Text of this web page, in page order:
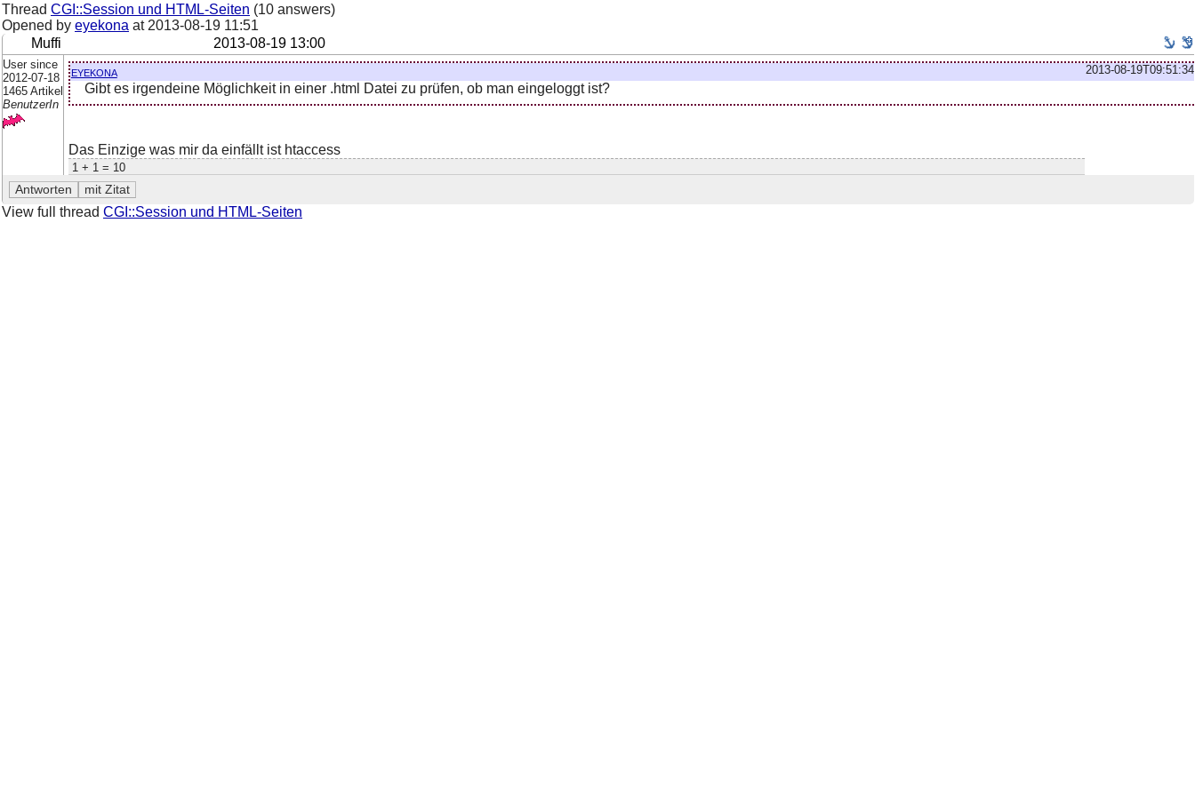
Thread CGI::Session und HTML-Seiten (10 answers)
Opened by eyekona at 2013-08-19 11:51
Muffi
2013-08-19 13:00
User since
2012-07-18
1465 Artikel
BenutzerIn
2013-08-19T09:51:34
eyekona
Gibt es irgendeine Möglichkeit in einer .html Datei zu prüfen, ob man eingeloggt ist?
Das Einzige was mir da einfällt ist htaccess
1 + 1 = 10
View full thread CGI::Session und HTML-Seiten